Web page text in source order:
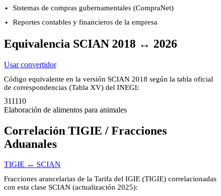
Sistemas de compras gubernamentales (CompraNet)
Reportes contables y financieros de la empresa
Equivalencia SCIAN 2018 ↔ 2026
Usar convertidor
Código equivalente en la versión SCIAN 2018 según la tabla oficial
de correspondencias (Tabla XV) del INEGI:
311110
Elaboración de alimentos para animales
Correlación TIGIE / Fracciones
Aduanales
TIGIE ↔ SCIAN
Fracciones arancelarias de la Tarifa del IGIE (TIGIE) correlacionadas
con esta clase SCIAN (actualización 2025):